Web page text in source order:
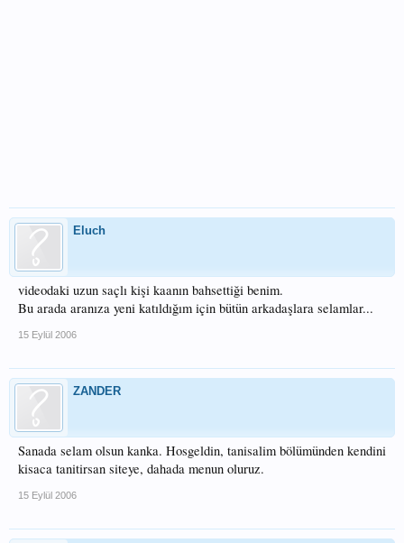
Eluch
videodaki uzun saçlı kişi kaanın bahsettiği benim.
Bu arada aranıza yeni katıldığım için bütün arkadaşlara selamlar...
15 Eylül 2006
ZANDER
Sanada selam olsun kanka. Hosgeldin, tanisalim bölümünden kendini
kisaca tanitirsan siteye, dahada menun oluruz.
15 Eylül 2006